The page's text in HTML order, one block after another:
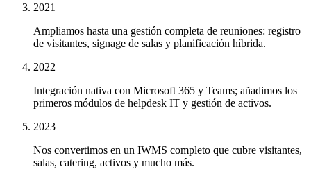
2021
Ampliamos hasta una gestión completa de reuniones: registro
de visitantes, signage de salas y planificación híbrida.
2022
Integración nativa con Microsoft 365 y Teams; añadimos los
primeros módulos de helpdesk IT y gestión de activos.
2023
Nos convertimos en un IWMS completo que cubre visitantes,
salas, catering, activos y mucho más.